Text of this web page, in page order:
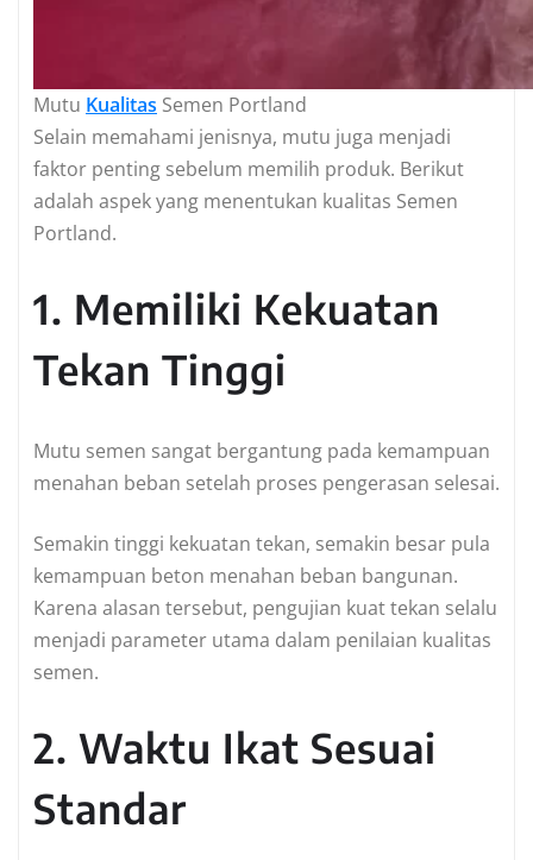
Mutu Kualitas Semen Portland
Selain memahami jenisnya, mutu juga menjadi
faktor penting sebelum memilih produk. Berikut
adalah aspek yang menentukan kualitas Semen
Portland.
1. Memiliki Kekuatan
Tekan Tinggi
Mutu semen sangat bergantung pada kemampuan
menahan beban setelah proses pengerasan selesai.
Semakin tinggi kekuatan tekan, semakin besar pula
kemampuan beton menahan beban bangunan.
Karena alasan tersebut, pengujian kuat tekan selalu
menjadi parameter utama dalam penilaian kualitas
semen.
2. Waktu Ikat Sesuai
Standar